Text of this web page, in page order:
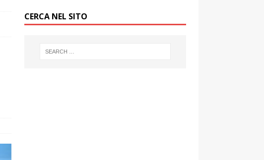
CERCA NEL SITO